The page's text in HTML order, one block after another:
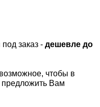
заказ - дешевле до
чтобы в
предложить Вам